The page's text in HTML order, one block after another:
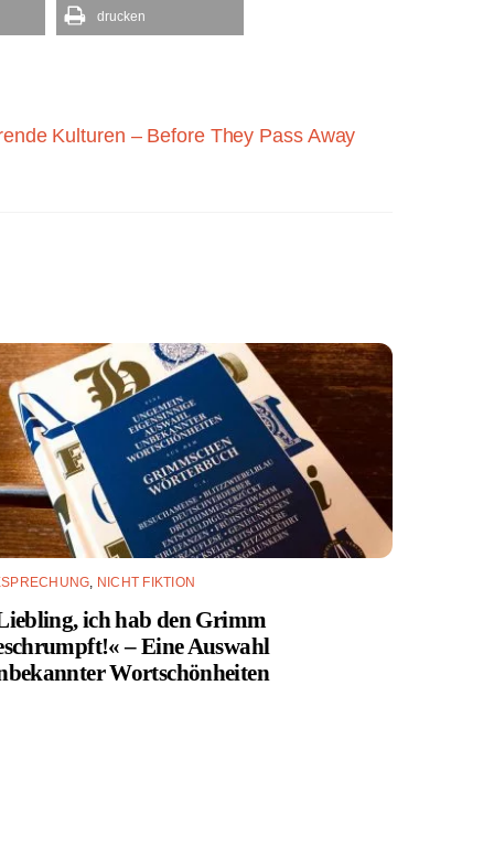
drucken
Kulturen – Before They Pass Away
, NICHT FIKTION
ich hab den Grimm
– Eine Auswahl
Wortschönheiten